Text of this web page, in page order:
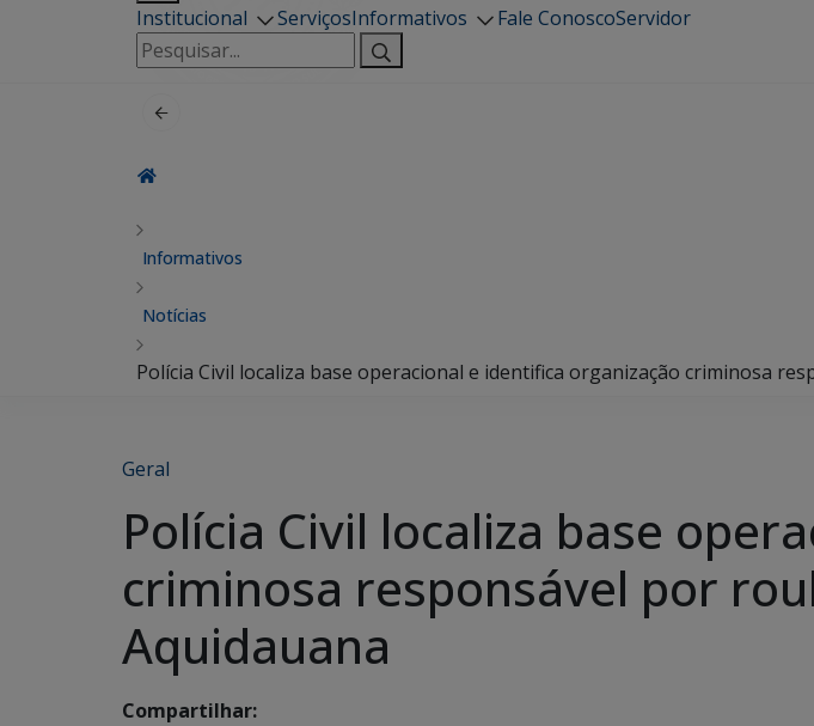
Institucional ServiçosInformativos Fale ConoscoServidor
Pesquisar
por:
Informativos
Notícias
Polícia Civil localiza base operacional e identifica organização criminosa
Geral
Polícia Civil localiza base
criminosa responsável por
Aquidauana
Compartilhar: